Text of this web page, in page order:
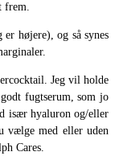
frem.
højere), og så synes
Jeg vil holde
fugtserum, som jo
især hyaluron og/eller
vælge med eller uden
Cares.